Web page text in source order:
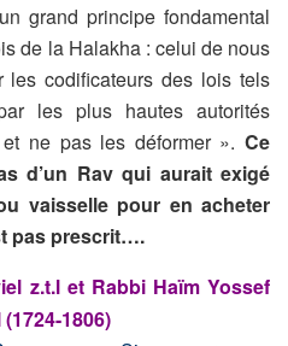
grand principe fondamental
de la Halakha : celui de nous
codificateurs des lois tels
les plus hautes autorités
ne pas les déformer ». Ce
d’un Rav qui aurait exigé
vaisselle pour en acheter
pas prescrit….
z.t.l et Rabbi Haïm Yossef
1806)